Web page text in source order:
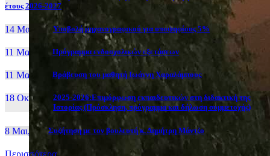
έτους 2026-2027
14 Μαι, 26 Yποβολή μηχανογραφικού για υποψηφίους 5%
11 Μαι, 26 Πρόγραμμα ενδοσχολικών εξετάσεων
11 Μαι, 26 Βράβευση του μαθητή Ιωάννη Χαραλάμπους
18 Οκτ, 25
2025-2026:Επιμόρφωση εκπαιδευτικών στη διδακτική της
Ιστορίας (Πρόσκληση, πρόγραμμα και δήλωση συμμετοχής)
8 Μαι, 26 Συζήτηση με τον βουλευτή κ. Δημήτρη Μάντζο
Περισσότερα